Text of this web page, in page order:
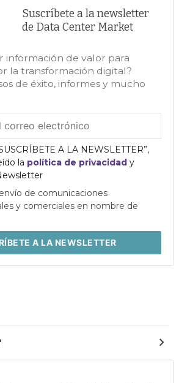
Suscríbete a la newsletter
de Data Center Market
información de valor para
la transformación digital?
de éxito, informes y mucho
A LA NEWSLETTER”,
la política de privacidad y
de comunicaciones
y comerciales en nombre de
A LA NEWSLETTER